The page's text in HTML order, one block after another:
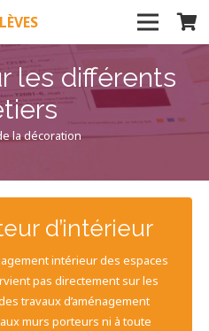
les différents
la décoration
d’intérieur
intérieur des espaces
pas directement sur les
travaux d’aménagement
murs porteurs ni à toute